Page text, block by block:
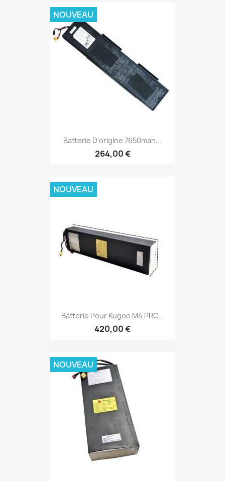
Batterie D'origine 7650mah...
264,00 €
NOUVEAU
Batterie Pour Kugoo M4 PRO...
420,00 €
NOUVEAU
NOUVEAU